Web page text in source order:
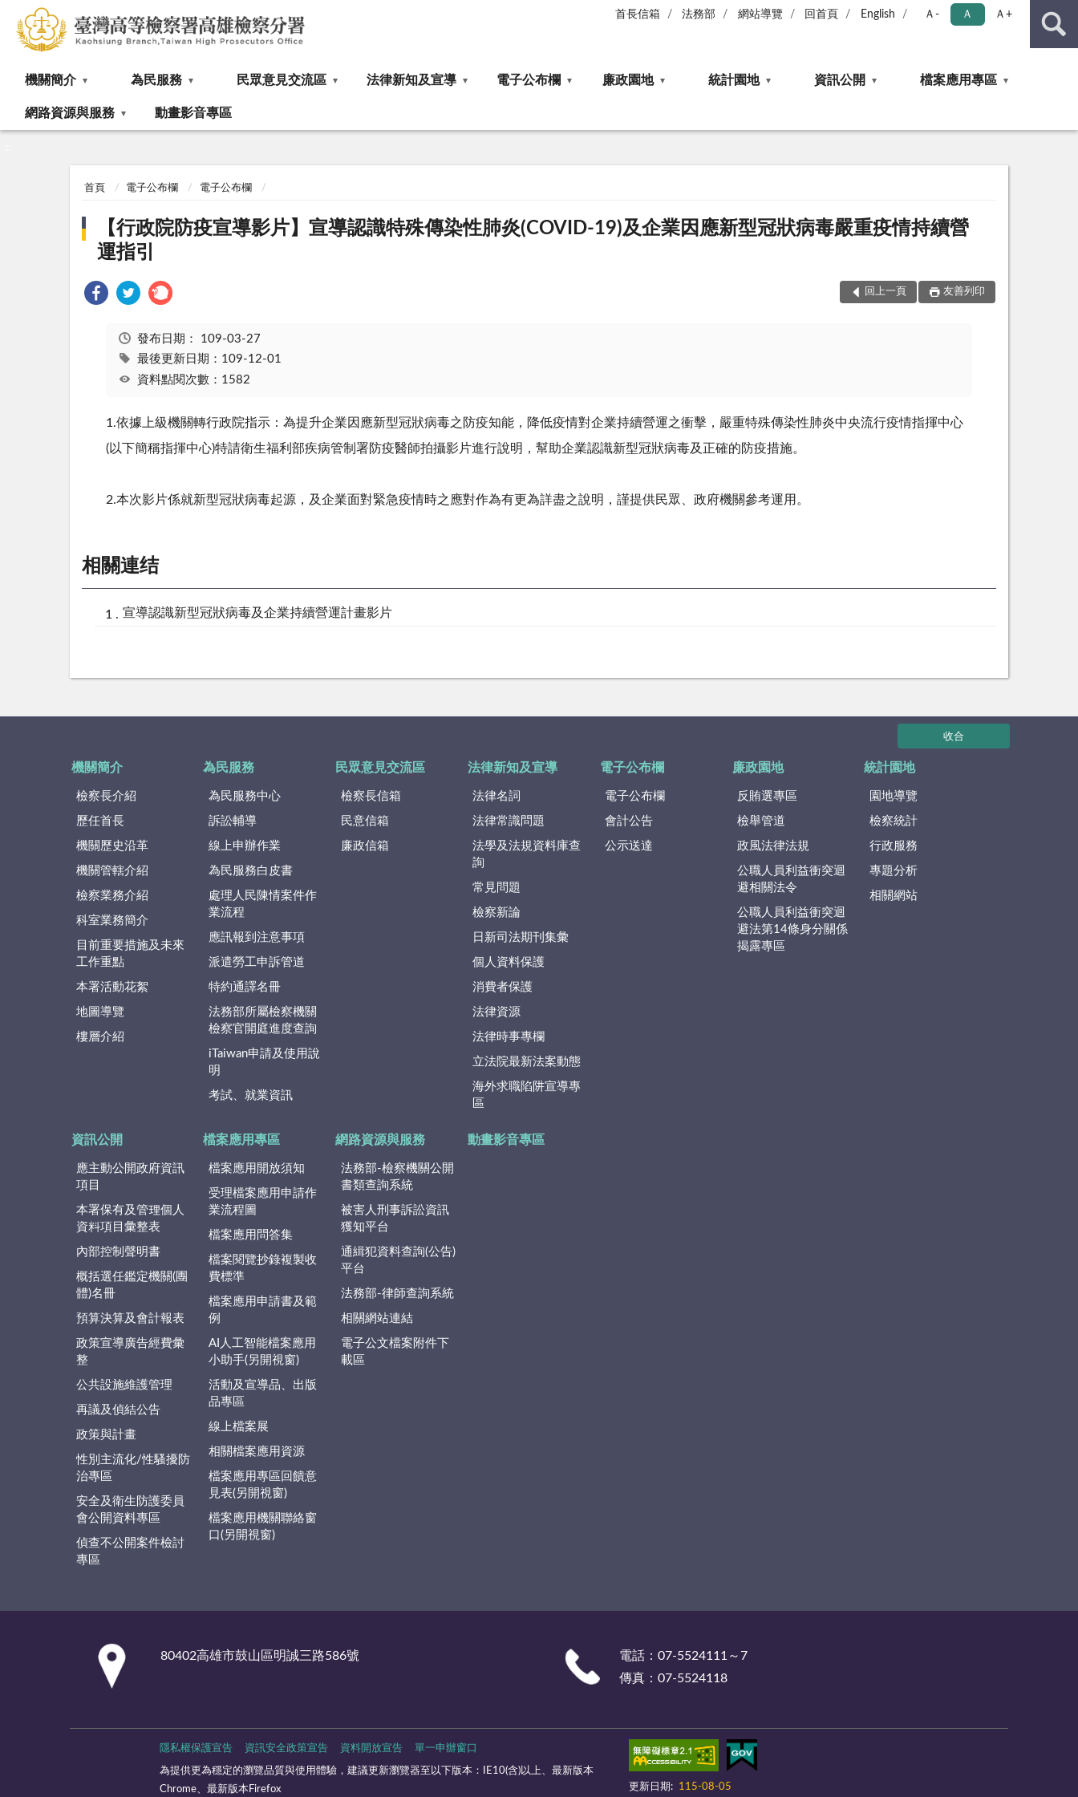
首長信箱 法務部 網站導覽 回首頁 English Ａ- Ａ Ａ+
機關簡介 為民服務 民眾意見交流區 法律新知及宣導 電子公布欄 廉政園地 統計園地 資訊公開 檔案應用專區
網路資源與服務 動畫影音專區
首頁 電子公布欄 電子公布欄
【行政院防疫宣導影片】宣導認識特殊傳染性肺炎(COVID-19)及企業因應新型冠狀病毒嚴重疫情持續營
運指引
回上一頁 友善列印
發布日期： 109-03-27
最後更新日期：109-12-01
資料點閱次數：1582
1.依據上級機關轉行政院指示：為提升企業因應新型冠狀病毒之防疫知能，降低疫情對企業持續營運之衝擊，嚴重特殊傳染性肺炎中央流行疫情指揮中心
(以下簡稱指揮中心)特請衛生福利部疾病管制署防疫醫師拍攝影片進行說明，幫助企業認識新型冠狀病毒及正確的防疫措施。
2.本次影片係就新型冠狀病毒起源，及企業面對緊急疫情時之應對作為有更為詳盡之說明，謹提供民眾、政府機關參考運用。
相關連结
宣導認識新型冠狀病毒及企業持續營運計畫影片
收合
機關簡介
檢察長介紹
歷任首長
機關歷史沿革
機關管轄介紹
檢察業務介紹
科室業務簡介
目前重要措施及未來
工作重點
本署活動花絮
地圖導覽
樓層介紹
為民服務
為民服務中心
訴訟輔導
線上申辦作業
為民服務白皮書
處理人民陳情案件作
業流程
應訊報到注意事項
派遣勞工申訴管道
特約通譯名冊
法務部所屬檢察機關
檢察官開庭進度查詢
iTaiwan申請及使用說
明
考試、就業資訊
民眾意見交流區
檢察長信箱
民意信箱
廉政信箱
法律新知及宣導
法律名詞
法律常識問題
法學及法規資料庫查
詢
常見問題
檢察新論
日新司法期刊集彙
個人資料保護
消費者保護
法律資源
法律時事專欄
立法院最新法案動態
海外求職陷阱宣導專
區
電子公布欄
電子公布欄
會計公告
公示送達
廉政園地
反賄選專區
檢舉管道
政風法律法規
公職人員利益衝突迴
避相關法令
公職人員利益衝突迴
避法第14條身分關係
揭露專區
統計園地
園地導覽
檢察統計
行政服務
專題分析
相關網站
資訊公開
應主動公開政府資訊
項目
本署保有及管理個人
資料項目彙整表
內部控制聲明書
概括選任鑑定機關(團
體)名冊
預算決算及會計報表
政策宣導廣告經費彙
整
公共設施維護管理
再議及偵結公告
政策與計畫
性別主流化/性騷擾防
治專區
安全及衛生防護委員
會公開資料專區
偵查不公開案件檢討
專區
檔案應用專區
檔案應用開放須知
受理檔案應用申請作
業流程圖
檔案應用問答集
檔案閱覽抄錄複製收
費標準
檔案應用申請書及範
例
AI人工智能檔案應用
小助手(另開視窗)
活動及宣導品、出版
品專區
線上檔案展
相關檔案應用資源
檔案應用專區回饋意
見表(另開視窗)
檔案應用機關聯絡窗
口(另開視窗)
網路資源與服務
法務部-檢察機關公開
書類查詢系統
被害人刑事訴訟資訊
獲知平台
通緝犯資料查詢(公告)
平台
法務部-律師查詢系統
相關網站連結
電子公文檔案附件下
載區
動畫影音專區
80402高雄市鼓山區明誠三路586號
電話：07-5524111～7
傳真：07-5524118
隱私權保護宣告 資訊安全政策宣告 資料開放宣告 單一申辦窗口
為提供更為穩定的瀏覽品質與使用體驗，建議更新瀏覽器至以下版本：IE10(含)以上、最新版本
Chrome、最新版本Firefox
更新日期: 115-08-05